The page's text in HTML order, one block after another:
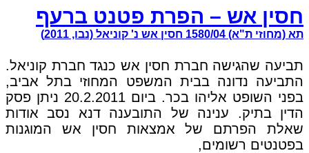
חסין אש – הפרת פטנט ברעף
תא (מחוזי ת"א) 1580/04 חסין אש נ' קוניאל (נבו, 2011)
תביעה שהגישה חברת חסין אש כנגד חברת קוניאל.
התביעה נדונה בבית המשפט המחוזי בתל אביב,
בפני השופט אליהו בכר. ביום 20.2.2011 ניתן פסק
הדין בתיק. ענינה של התובענה דנא נסב אודות
שאלת הפרתם של אמצאות חסין אש המוגנות
בפטנטים רשומים,